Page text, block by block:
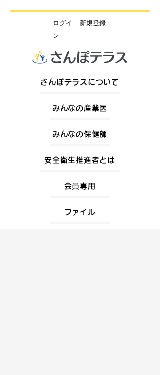
​ログイ
ン
新規登録
さんぽテラスについて
みんなの産業医
みんなの保健師
安全衛生推進者とは
会員専用
ファイル